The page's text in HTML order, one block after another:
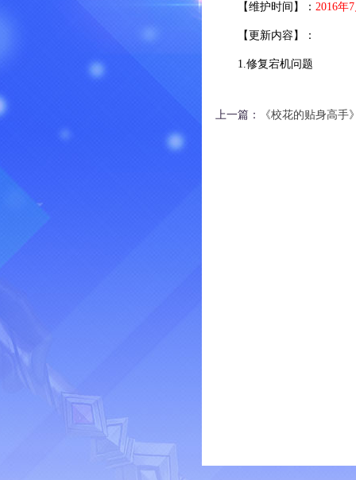
【维护时间】： 2016年
【更新内容】：
1.修复宕机问题
上一篇： 《校花的贴身高手